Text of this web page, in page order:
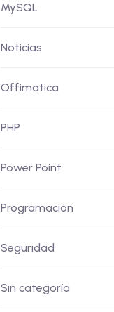
MySQL
Noticias
Offimatica
PHP
Power Point
Programación
Seguridad
Sin categoría